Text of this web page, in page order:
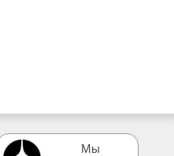
Мы